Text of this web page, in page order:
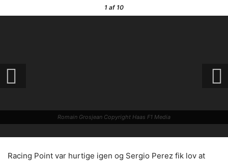
1 af 10
Romain Grosjean Copyright Haas F1 Media
Racing Point var hurtige igen og Sergio Perez fik lov at